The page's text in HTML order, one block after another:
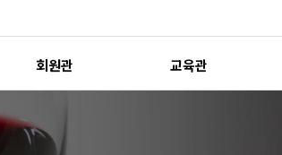
회원관 교육관